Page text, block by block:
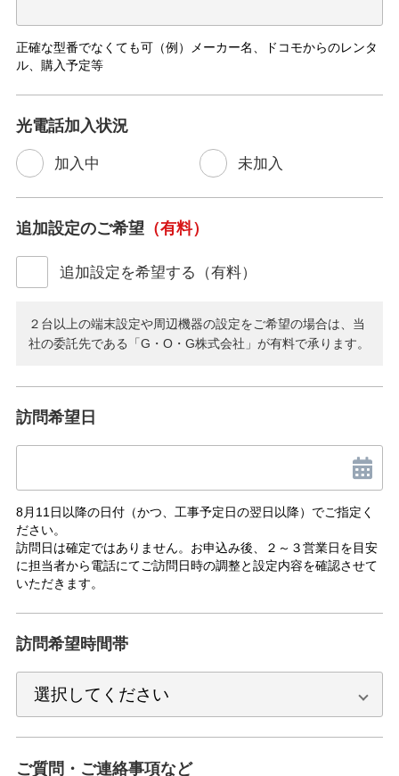
正確な型番でなくても可（例）メーカー名、ドコモからのレンタ
ル、購入予定等
光電話加入状況
加入中 未加入
追加設定のご希望（有料）
追加設定を希望する（有料）
２台以上の端末設定や周辺機器の設定をご希望の場合は、当
社の委託先である「G・O・G株式会社」が有料で承ります。
訪問希望日
8月11日以降の日付（かつ、工事予定日の翌日以降）でご指定く
ださい。
訪問日は確定ではありません。お申込み後、２～３営業日を目安
に担当者から電話にてご訪問日時の調整と設定内容を確認させて
いただきます。
訪問希望時間帯
ご質問・ご連絡事項など